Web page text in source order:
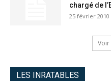
chargé de
25 février 2010
Voir
LES INRATABLES